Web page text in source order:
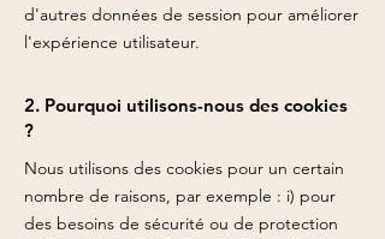
d'autres données de session pour améliorer
l'expérience utilisateur.
2. Pourquoi utilisons-nous des cookies
?
Nous utilisons des cookies pour un certain
nombre de raisons, par exemple : i) pour
des besoins de sécurité ou de protection